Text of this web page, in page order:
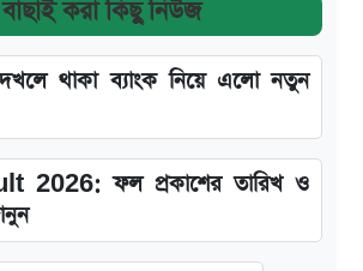
করা কিছু নিউজ
থাকা ব্যাংক নিয়ে এলো নতুন
2026: ফল প্রকাশের তারিখ ও